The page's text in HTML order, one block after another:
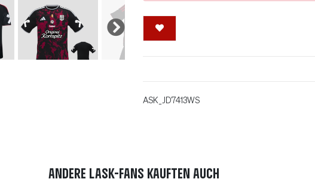
ASK_JD7413WS
ANDERE LASK-FANS KAUFTEN AUCH